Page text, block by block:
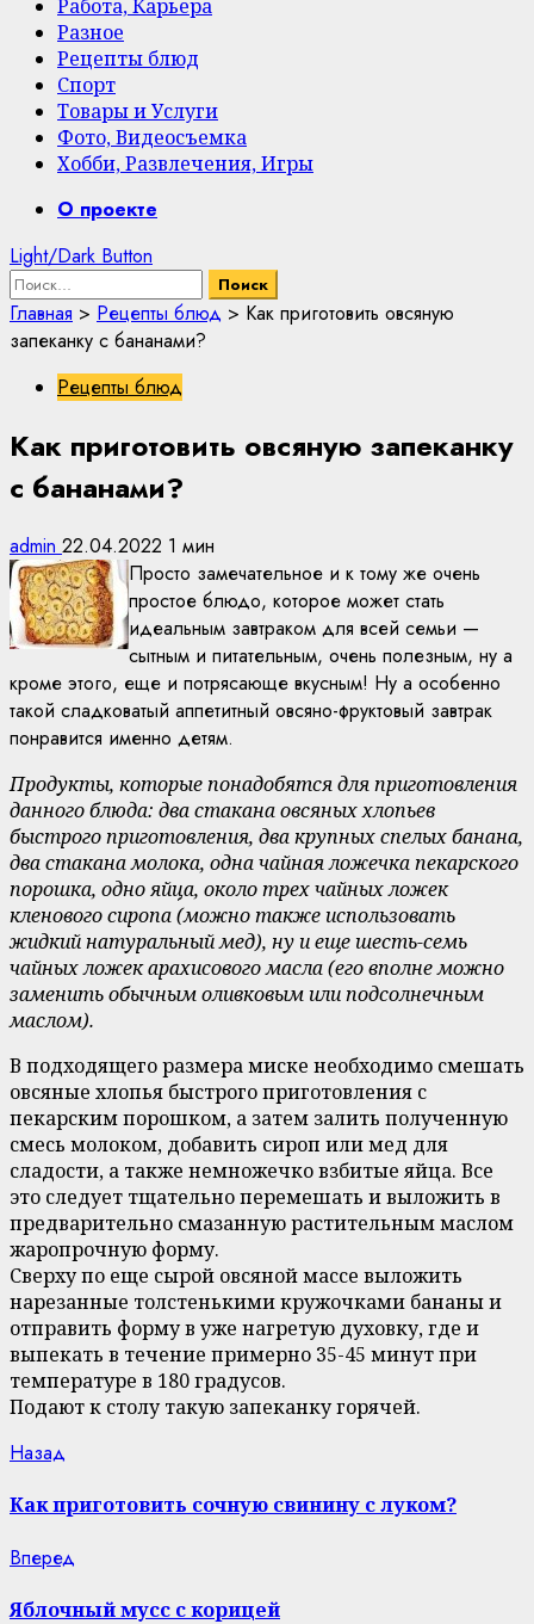
Работа, Карьера
Разное
Рецепты блюд
Спорт
Товары и Услуги
Фото, Видеосъемка
Хобби, Развлечения, Игры
PrimaryО проекте
Light/Dark Button
Найти:
Главная > Рецепты блюд > Как приготовить овсяную
запеканку с бананами?
Рецепты блюд
Как приготовить овсяную запеканку
с бананами?
admin 22.04.2022 1 мин
Просто замечательное и к тому же очень
простое блюдо, которое может стать
идеальным завтраком для всей семьи —
сытным и питательным, очень полезным, ну а
кроме этого, еще и потрясающе вкусным! Ну а особенно
такой сладковатый аппетитный овсяно-фруктовый завтрак
понравится именно детям.
Продукты, которые понадобятся для приготовления
данного блюда: два стакана овсяных хлопьев
быстрого приготовления, два крупных спелых банана,
два стакана молока, одна чайная ложечка пекарского
порошка, одно яйца, около трех чайных ложек
кленового сиропа (можно также использовать
жидкий натуральный мед), ну и еще шесть-семь
чайных ложек арахисового масла (его вполне можно
заменить обычным оливковым или подсолнечным
маслом).
В подходящего размера миске необходимо смешать
овсяные хлопья быстрого приготовления с
пекарским порошком, а затем залить полученную
смесь молоком, добавить сироп или мед для
сладости, а также немножечко взбитые яйца. Все
это следует тщательно перемешать и выложить в
предварительно смазанную растительным маслом
жаропрочную форму.
Сверху по еще сырой овсяной массе выложить
нарезанные толстенькими кружочками бананы и
отправить форму в уже нагретую духовку, где и
выпекать в течение примерно 35-45 минут при
температуре в 180 градусов.
Подают к столу такую запеканку горячей.
Continue
Reading
Назад
Как приготовить сочную свинину с луком?
Вперед
Яблочный мусс с корицей